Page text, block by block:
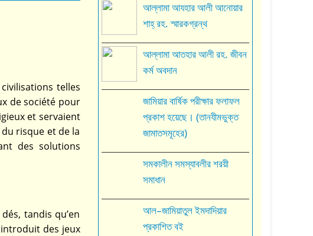
telles
de société pour
et servaient
risque et de la
des solutions
tandis qu’en
des jeux
আল্লামা আযহার আলী আনোয়ার
শাহ্‌ রহ. স্মারকগ্রন্থ
আল্লামা আতহার আলী রহ. জীবন
কর্ম অবদান
জামিয়ার বার্ষিক পরীক্ষার ফলাফল
প্রকাশ হয়েছে। (তানযীমভুক্ত
জামাতসমূহের)
সমকালীন সমস্যাবলীর শরয়ী
সমাধান
আল–জামিয়াতুল ইমদাদিয়ার
প্রকাশিত বই